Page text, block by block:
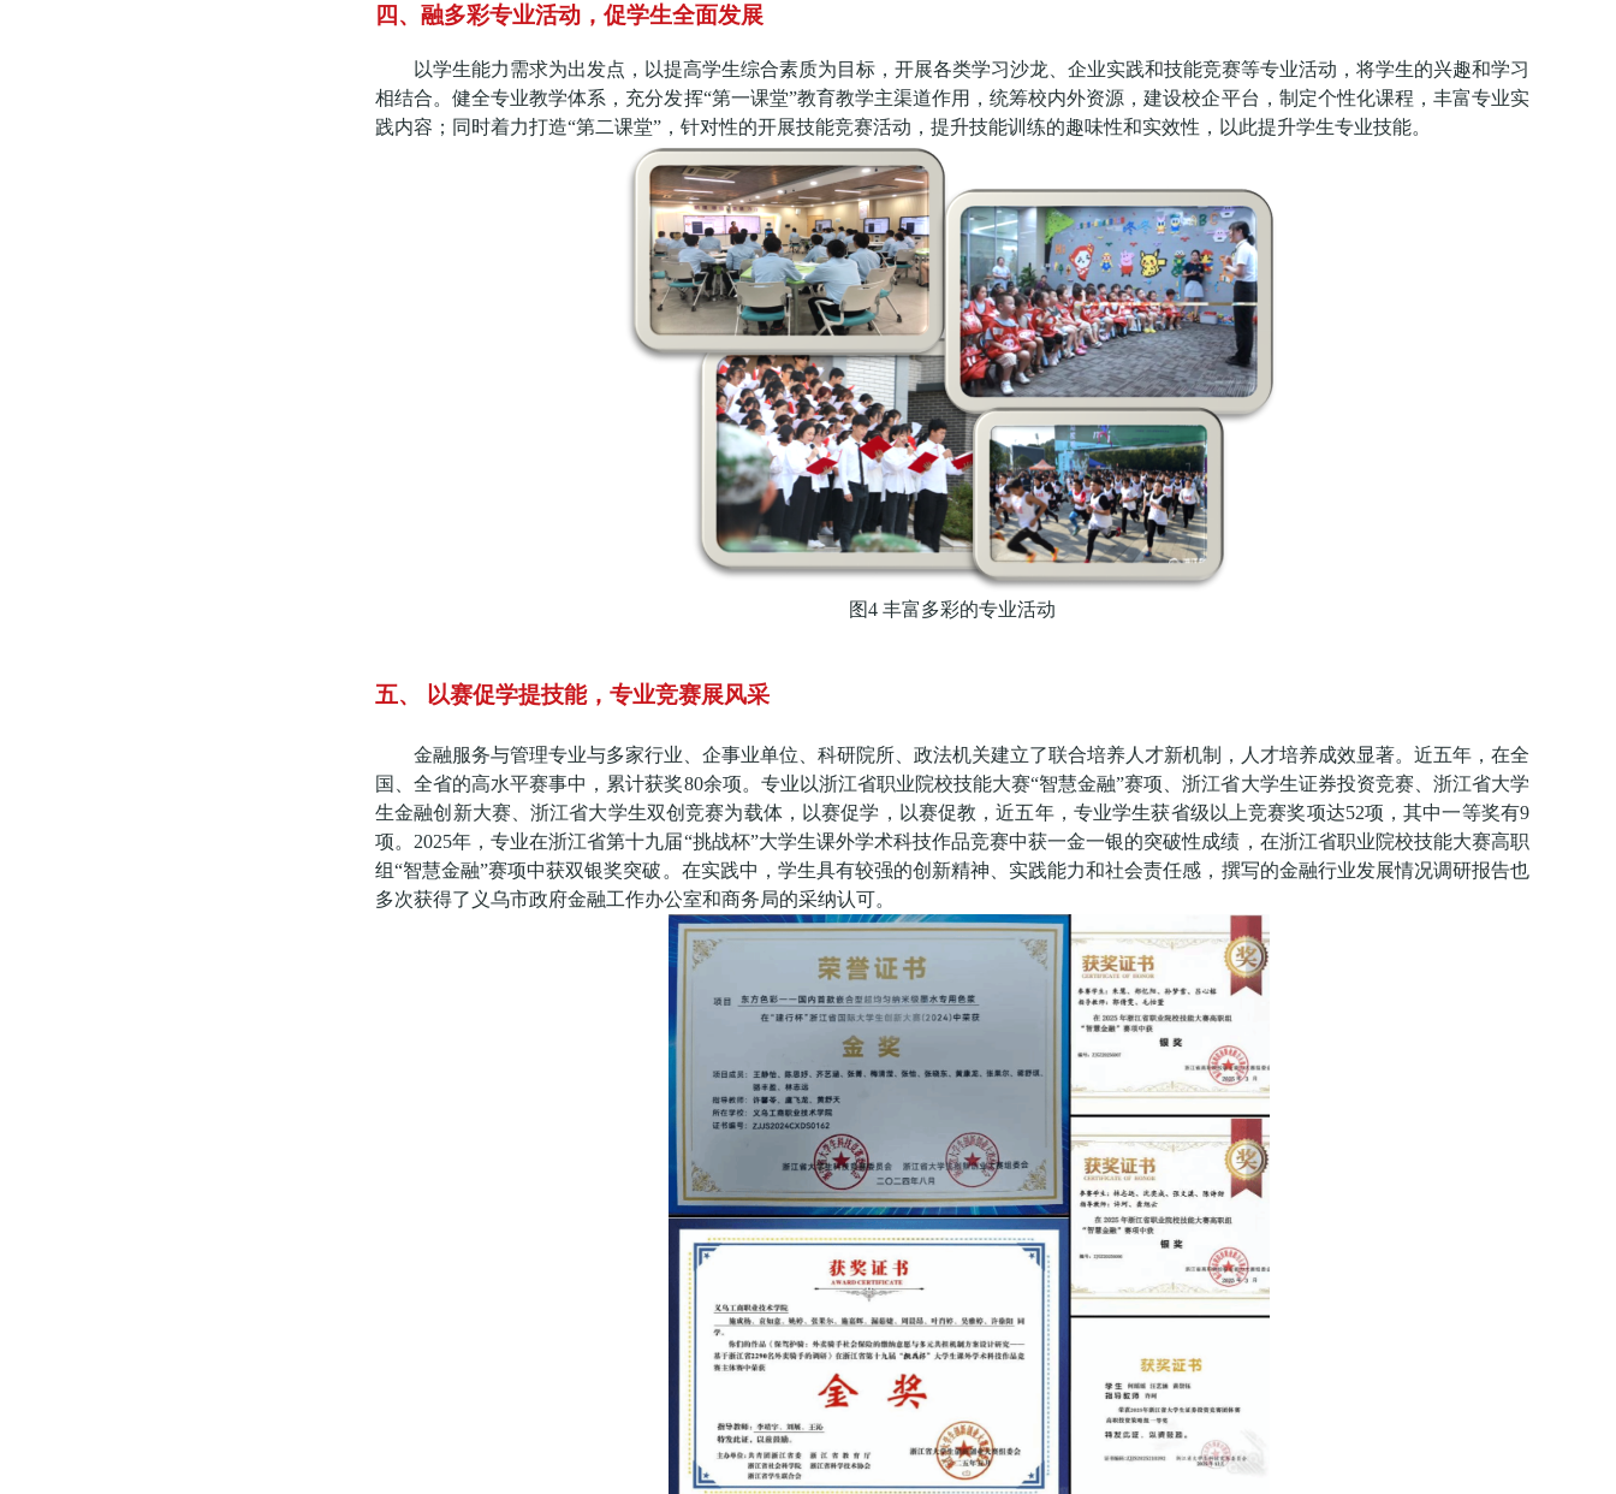
四、融多彩专业活动，促学生全面发展
以学生能力需求为出发点，以提高学生综合素质为目标，开展各类学习沙龙、企业实践和技能竞赛等专业活动，将学生的兴趣和学习
相结合。健全专业教学体系，充分发挥“第一课堂”教育教学主渠道作用，统筹校内外资源，建设校企平台，制定个性化课程，丰富专业实
践内容；同时着力打造“第二课堂”，针对性的开展技能竞赛活动，提升技能训练的趣味性和实效性，以此提升学生专业技能。
图4 丰富多彩的专业活动
五、 以赛促学提技能，专业竞赛展风采
金融服务与管理专业与多家行业、企事业单位、科研院所、政法机关建立了联合培养人才新机制，人才培养成效显著。近五年，在全
国、全省的高水平赛事中，累计获奖80余项。专业以浙江省职业院校技能大赛“智慧金融”赛项、浙江省大学生证券投资竞赛、浙江省大学
生金融创新大赛、浙江省大学生双创竞赛为载体，以赛促学，以赛促教，近五年，专业学生获省级以上竞赛奖项达52项，其中一等奖有9
项。2025年，专业在浙江省第十九届“挑战杯”大学生课外学术科技作品竞赛中获一金一银的突破性成绩，在浙江省职业院校技能大赛高职
组“智慧金融”赛项中获双银奖突破。 在实践中，学生具有较强的创新精神、实践能力和社会责任感，撰写的金融行业发展情况调研报告也
多次获得了义乌市政府金融工作办公室和商务局的采纳认可。